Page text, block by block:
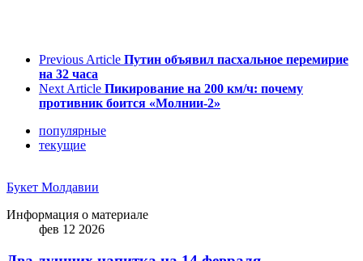
Previous Article Путин объявил пасхальное перемирие
на 32 часа
Next Article Пикирование на 200 км/ч: почему
противник боится «Молнии-2»
популярные
текущие
Букет Молдавии
Информация о материале
фев 12 2026